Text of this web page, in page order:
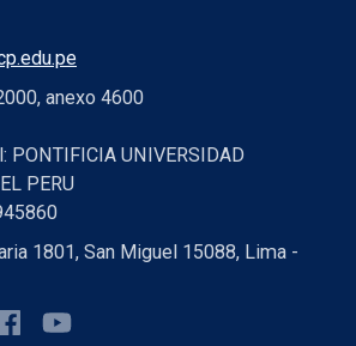
anexo 4600
PONTIFICIA UNIVERSIDAD
PERU
1801, San Miguel 15088, Lima -